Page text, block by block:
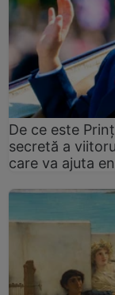
De ce este
secretă a
care va ajuta